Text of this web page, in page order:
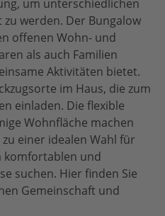
um unterschiedlichen
werden. Der Bungalow
offenen Wohn- und
als auch Familien
Aktivitäten bietet.
im Haus, die zum
einladen. Die flexible
Wohnfläche machen
zu einer idealen Wahl für
komfortablen und
suchen. Hier finden Sie
Gemeinschaft und